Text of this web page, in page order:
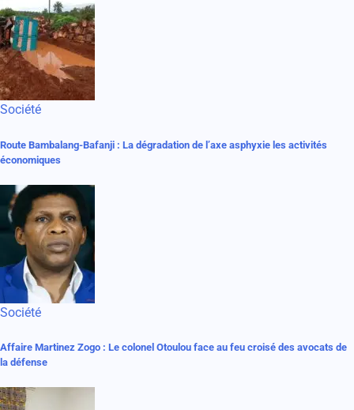
Société
Route Bambalang-Bafanji : La dégradation de l’axe asphyxie les activités
économiques
Société
Affaire Martinez Zogo : Le colonel Otoulou face au feu croisé des avocats de
la défense